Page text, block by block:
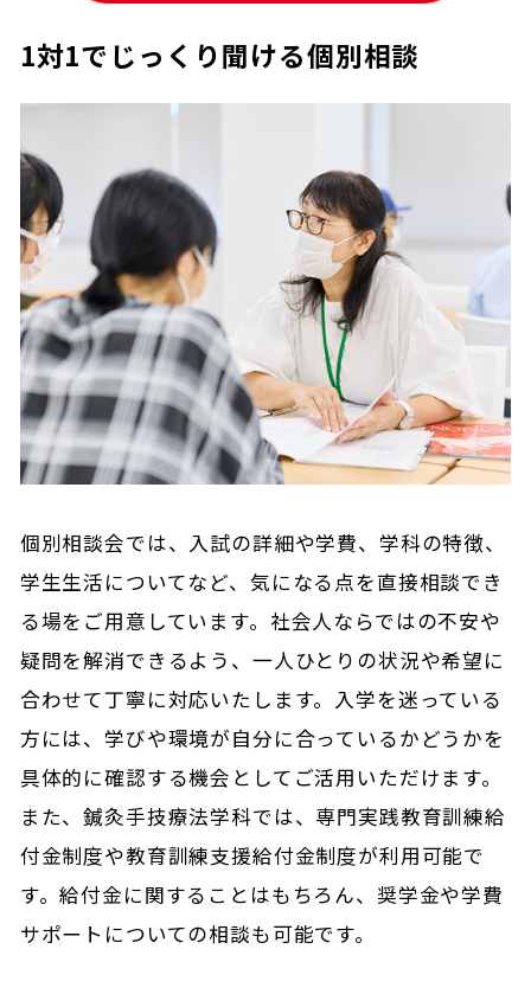
1対1でじっくり聞ける個別相談
個別相談会では、入試の詳細や学費、学科の特徴、
学生生活についてなど、気になる点を直接相談でき
る場をご用意しています。社会人ならではの不安や
疑問を解消できるよう、一人ひとりの状況や希望に
合わせて丁寧に対応いたします。入学を迷っている
方には、学びや環境が自分に合っているかどうかを
具体的に確認する機会としてご活用いただけます。
また、鍼灸手技療法学科では、専門実践教育訓練給
付金制度や教育訓練支援給付金制度が利用可能で
す。給付金に関することはもちろん、奨学金や学費
サポートについての相談も可能です。